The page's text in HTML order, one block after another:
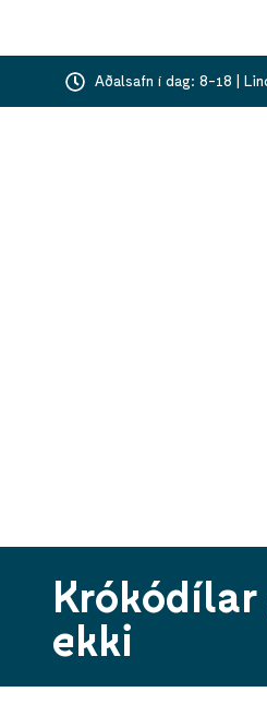
Aðalsafn í dag: 8-18 |
Krókódílar
ekki